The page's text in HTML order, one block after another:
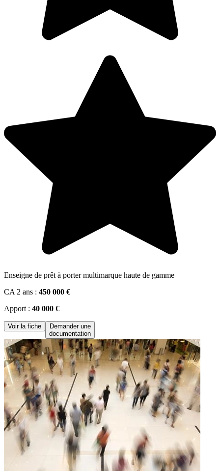
Enseigne de prêt à porter multimarque haute de gamme
CA 2 ans : 450 000 €
Apport : 40 000 €
Voir la fiche
Demander une
documentation